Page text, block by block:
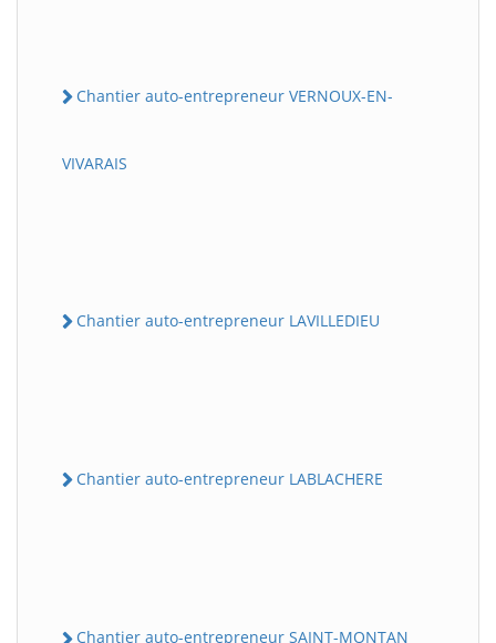
Chantier auto-entrepreneur VERNOUX-EN-
VIVARAIS
Chantier auto-entrepreneur LAVILLEDIEU
Chantier auto-entrepreneur LABLACHERE
Chantier auto-entrepreneur SAINT-MONTAN